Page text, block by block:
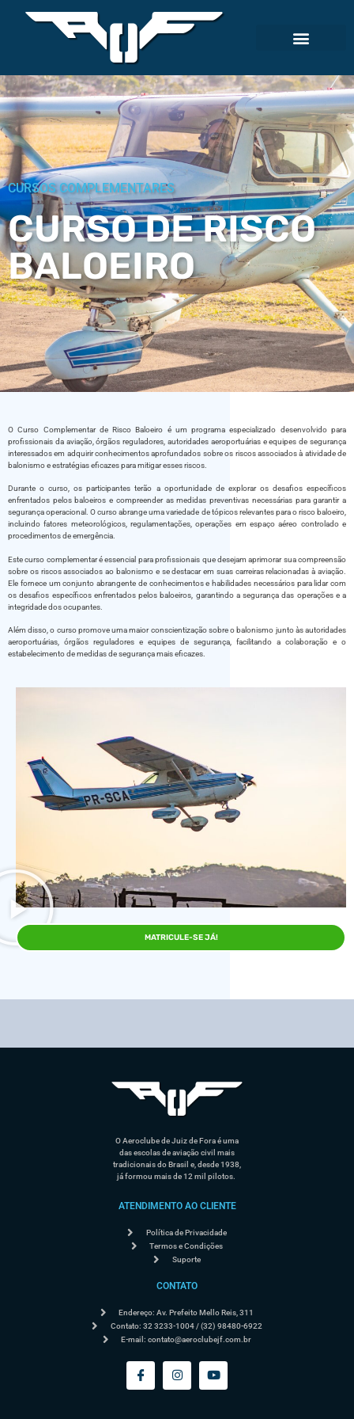
CURSOS COMPLEMENTARES
CURSO DE RISCO
BALOEIRO
O Curso Complementar de Risco Baloeiro é um programa especializado desenvolvido para
profissionais da aviação, órgãos reguladores, autoridades aeroportuárias e equipes de segurança
interessados em adquirir conhecimentos aprofundados sobre os riscos associados à atividade de
balonismo e estratégias eficazes para mitigar esses riscos.
Durante o curso, os participantes terão a oportunidade de explorar os desafios específicos
enfrentados pelos baloeiros e compreender as medidas preventivas necessárias para garantir a
segurança operacional. O curso abrange uma variedade de tópicos relevantes para o risco baloeiro,
incluindo fatores meteorológicos, regulamentações, operações em espaço aéreo controlado e
procedimentos de emergência.
Este curso complementar é essencial para profissionais que desejam aprimorar sua compreensão
sobre os riscos associados ao balonismo e se destacar em suas carreiras relacionadas à aviação.
Ele fornece um conjunto abrangente de conhecimentos e habilidades necessários para lidar com
os desafios específicos enfrentados pelos baloeiros, garantindo a segurança das operações e a
integridade dos ocupantes.
Além disso, o curso promove uma maior conscientização sobre o balonismo junto às autoridades
aeroportuárias, órgãos reguladores e equipes de segurança, facilitando a colaboração e o
estabelecimento de medidas de segurança mais eficazes.
MATRICULE-SE JÁ!
O Aeroclube de Juiz de Fora é uma
das escolas de aviação civil mais
tradicionais do Brasil e, desde 1938,
já formou mais de 12 mil pilotos.
ATENDIMENTO AO CLIENTE
Política de Privacidade
Termos e Condições
Suporte
CONTATO
Endereço: Av. Prefeito Mello Reis, 311
Contato: 32 3233-1004 / (32) 98480-6922
E-mail:contato@aeroclubejf.com.br